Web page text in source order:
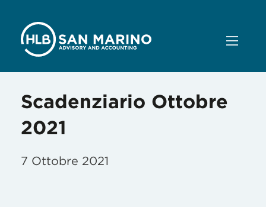
Scadenziario Ottobre
2021
7 Ottobre 2021